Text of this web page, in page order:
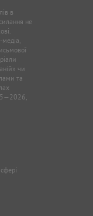
в
не
чи
та